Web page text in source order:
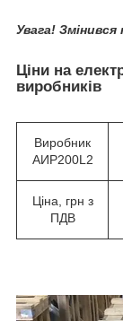
Увага!
Ціни на
виробників
Виробник
АИР200L2
Ціна, грн з
ПДВ